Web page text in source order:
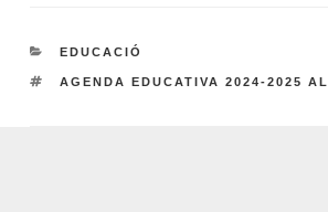
CATEGORIES
EDUCACIÓ
ETIQUETES
AGENDA EDUCATIVA 2024-2025